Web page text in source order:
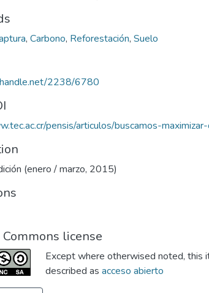
, Carbono, Reforestación, Suelo
2238/6780
pensis/articulos/buscamos-
(enero / marzo, 2015)
license
Except where otherwised noted, this
described as acceso abierto